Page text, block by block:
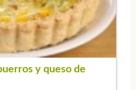
y queso de